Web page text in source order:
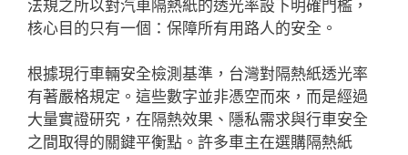
法規之所以對汽車隔熱紙的透光率設下明確門檻，
核心目的只有一個：保障所有用路人的安全。
根據現行車輛安全檢測基準，台灣對隔熱紙透光率
有著嚴格規定。這些數字並非憑空而來，而是經過
大量實證研究，在隔熱效果、隱私需求與行車安全
之間取得的關鍵平衡點。許多車主在選購隔熱紙